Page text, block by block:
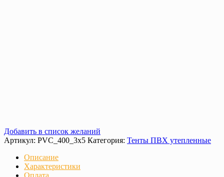
Добавить в список желаний
Артикул: PVC_400_3x5 Категория: Тенты ПВХ утепленные
Описание
Характеристики